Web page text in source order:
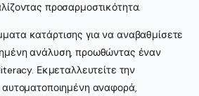
προσαρμοστικότητα.
κατάρτισης για να αναβαθμίσετε
ανάλυση, προωθώντας έναν
Εκμεταλλευτείτε την
αυτοματοποιημένη αναφορά,